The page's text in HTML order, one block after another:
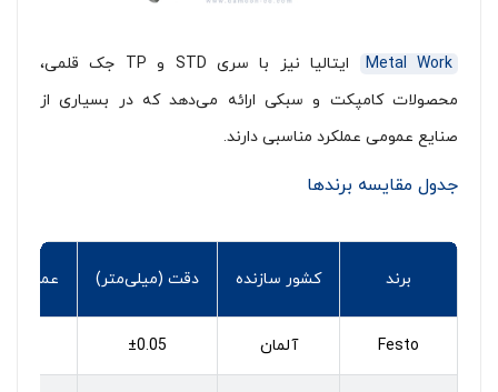
Metal Work
ایتالیا نیز با سری STD و TP جک قلمی،
محصولات کامپکت و سبکی ارائه می‌دهد که در بسیاری از
صنایع عمومی عملکرد مناسبی دارند.
جدول مقایسه برندها
برند کشور سازنده دقت (میلی‌متر) عمر
Festo آلمان ±0.05